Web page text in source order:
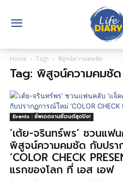
Home Tags พิสูจน์ความคมชัด
Tag: พิสูจน์ความคมชัด
Events : อัพเดตงานอีเวนต์สุดปัง!
‘เต้ย-จรินทร์พร’ ชวนแฟ
พิสูจน์ความคมชัด กับปรา
‘COLOR CHECK
แรกของโลก ที่ เอส เอฟ